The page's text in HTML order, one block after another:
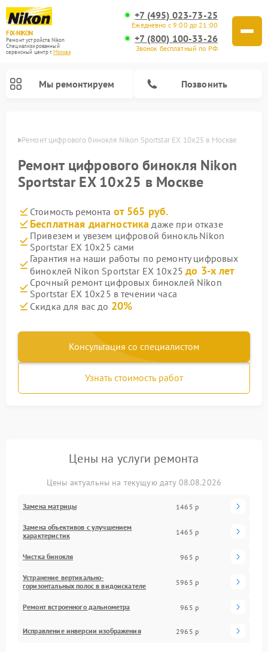
FIX-NIKON
Ремонт устройств Nikon
Специализированный
cервисный центр г.Москва
+7 (495) 023-73-25
Ежедневно с 9:00 до 21:00
+7 (800) 100-33-26
Звонок бесплатный по РФ
Мы ремонтируем Позвонить
Ремонт цифрового бинокля Nikon Sportstar EX 10x25 в Москве
Ремонт цифрового бинокля Nikon
Sportstar EX 10x25 в Москве
Стоимость ремонта от 565 руб.
Бесплатная диагностика даже при отказе
Привезем и увезем цифровой бинокль Nikon
Sportstar EX 10x25 сами
Гарантия на наши работы по ремонту цифровых
биноклей Nikon Sportstar EX 10x25до 3-х лет
Срочный ремонт цифровых биноклей Nikon
Sportstar EX 10x25 в течении часа
Скидка для вас до 20%
Консультация со специалистом
Узнать стоимость работ
Цены на услуги ремонта
Цены актуальны на текущую дату 08.08.2026
Замена матрицы 1465 р
Замена объективов с улучшением
характеристик
1465 р
Чистка бинокля 965 р
Устранение вертикально-
горизонтальных полос в видоискателе
5965 р
Ремонт встроенного дальнометра 965 р
Исправление инверсии изображения 2965 р